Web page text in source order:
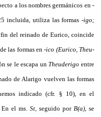
a los nombres germánicos en-
incluida, utiliza las formas-igo;
del reinado de Eurico, coincide
las formas en-ico (Eurico, Theu­
se le escapa un Theuderigoentre
de Alarigo vuelven las formas
indicado (cfr. § 10), en el
el ms. St, seguido por B(a), se